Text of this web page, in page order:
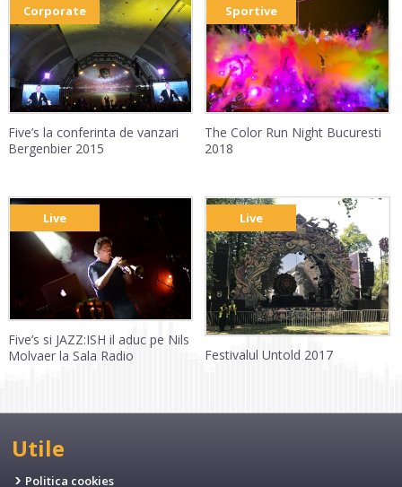
Corporate
Five’s la conferinta de vanzari
Bergenbier 2015
Sportive
The Color Run Night Bucuresti
2018
Live
Five’s si JAZZ:ISH il aduc pe Nils
Molvaer la Sala Radio
Live
Festivalul Untold 2017
Utile
Politica cookies